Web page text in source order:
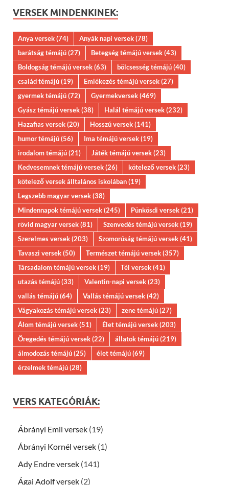
VERSEK MINDENKINEK:
Anya versek(74) Anyák napi versek(78)
barátság témájú(27) Betegség témájú versek(43)
Boldogság témájú versek(63) bölcsesség témájú(40)
család témájú(19) Emlékezés témájú versek(27)
gyermek témájú(72) Gyermekversek(469)
Gyász témájú versek(38) Halál témájú versek(232)
Hazafias versek(20) Hosszú versek(141)
humor témájú(56) Ima témájú versek(19)
irodalom témájú(21) Játék témájú versek(23)
Kedvesemnek témájú versek(26) kötelező versek(23)
kötelező versek álltalános iskolában(19)
Legszebb magyar versek(38)
Mindennapok témájú versek(245) Pünkösdi versek(21)
rövid magyar versek(81) Szenvedés témájú versek(19)
Szerelmes versek(203) Szomorúság témájú versek(41)
Tavaszi versek(50) Természet témájú versek(357)
Társadalom témájú versek(19) Tél versek(41)
utazás témájú(33) Valentin-napi versek(23)
vallás témájú(64) Vallás témájú versek(42)
Vágyakozás témájú versek(23) zene témájú(27)
Álom témájú versek(51) Élet témájú versek(203)
Öregedés témájú versek(22) állatok témájú(219)
álmodozás témájú(25) élet témájú(69)
érzelmek témájú(28)
VERS KATEGÓRIÁK:
Ábrányi Emil versek (19)
Ábrányi Kornél versek (1)
Ady Endre versek (141)
Ágai Adolf versek (2)